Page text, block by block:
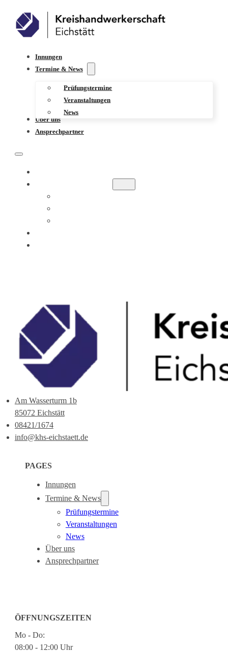
Innungen
Termine & News
Prüfungstermine
Veranstaltungen
News
Über uns
Ansprechpartner
Am Wasserturm 1b
85072 Eichstätt
08421/1674
info@khs-eichstaett.de
PAGES
Innungen
Termine & News
Prüfungstermine
Veranstaltungen
News
Über uns
Ansprechpartner
ÖFFNUNGSZEITEN
Mo - Do:
08:00 - 12:00 Uhr